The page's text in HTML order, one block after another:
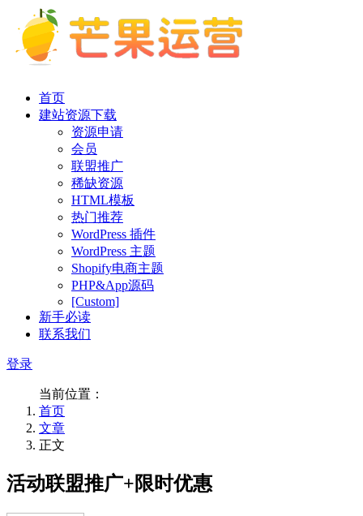
首页
建站资源下载
资源申请
会员
联盟推广
稀缺资源
HTML模板
热门推荐
WordPress 插件
WordPress 主题
Shopify电商主题
PHP&App源码
[Custom]
新手必读
联系我们
登录
当前位置：
首页
文章
正文
活动联盟推广+限时优惠